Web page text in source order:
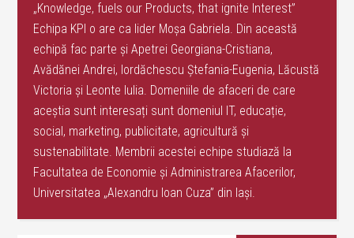
„Knowledge, fuels our Products, that ignite Interest”
Echipa KPI o are ca lider Moșa Gabriela. Din această
echipă fac parte și Apetrei Georgiana-Cristiana,
Avădănei Andrei, Iordăchescu Ștefania-Eugenia, Lăcustă
Victoria și Leonte Iulia. Domeniile de afaceri de care
aceștia sunt interesați sunt domeniul IT, educație,
social, marketing, publicitate, agricultură și
sustenabilitate. Membrii acestei echipe studiază la
Facultatea de Economie și Administrarea Afacerilor,
Universitatea „Alexandru Ioan Cuza” din Iași.